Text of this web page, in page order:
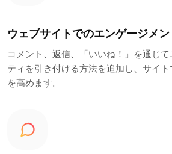
ウェブサイトでのエンゲージメ
コメント、返信、「いいね！」を通じ
ティを引き付ける方法を追加し、サイ
を高めます。